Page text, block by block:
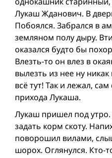
Лукаш Жданович. В
Побоялся. Забрался в
земляном полу дыру.
оказался будто бы
Влезть-то он влез в
вылезть из нее ну
всё тут! Так и лежал,
прихода Лукаша.
Лукаш пришел под
задать корм скоту.
поворошил вилами,
шорох. Оглянулся. Кто-